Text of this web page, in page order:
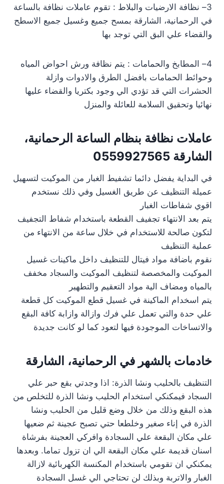
3– نظافة الارضيات والبلاط : تقوم عاملات نظافة بالساعة
في الرحمانية، الشارقة بمسح جميع وغسيل جميع الاسطح
والقضاء علي البق التي توجد بها
4– المطابخ والحمامات : يتم نظافة ورش احواض المياه
وحوائط الحمامات بافضل الطرق والادوات وازلة
الحشرات التي قد تؤدي الي وجود بكتريا والقضاء عليها
نهائيا وتحقيق السلامة للعائلة والمنزل
عاملات نظافة بنظام الساعة الرحمانية،
الشارقة 0559927565
في البداية يفضل دائما تشفيط الغبار من الموكيت لتسهيل
عميلة التنظيف عن طريق الغسيل وفي ذلك نستخدم
اقوي شفاطات الغبار
يتم بعد الانتهاء تجفيف القطعة باستخدام شفاط التجفيف
لتكون صالحة للاستخدام في خلال ساعة من الانتهاء من
عملية التنظيف
نقوم باضافة مواد فيتال للتنظيف داخل ماكينات غسيل
الموكيت والمخصصة لتنظيف الموكيت والسجاد مخفف
بالمياه ومضاف الية مواد التعقيم والتطهير
يتم اسخدام الماكينة في غسيل قطع الموكيت كل قطعة
علي حدة والتي تعمل علي فرك وازالة وازابة كافة البقع
والاتساخات الموجودة فيها لتعود كما لو كانت جديدة
خادمات بالشهر في الرحمانية، الشارقة
التنظيف بالحليب ونشا الذرة: اذا وجدتي بقع حبر علي
السجاد فيمكنكي استخدام الحليب ونشا الذرة للتخلص من
هذه البقع وذلك من خلال وضع قليل من الحليب ونشا
الذرة في إناء صغير وخلطعا حتي تصبح عجينة ثم ضعيها
علي مكان البقعة علي السجادة وافركي العجينة بفرشاة
اسنان قديمة علي مكان البقعة الي ان تزول تماما. وبعدها
يمكنكي ان تقومي باستخدام المكنسة الكهربائية لازالة
الغبار والاتربة وبذلك لن تحتاجي الي غسل السجادة